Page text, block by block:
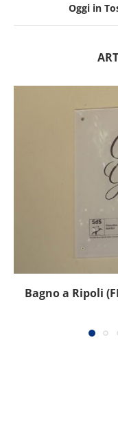
Oggi in
Bagno a Ripoli